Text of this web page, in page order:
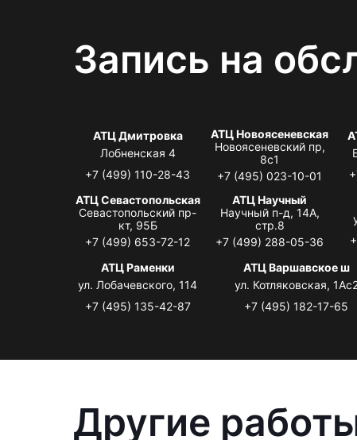
Запись на
АТЦ Дмитровка
Лобненская 4
+7 (499) 110-28-43
АТЦ Новоясеневская
Новоясеневский пр,
8с1
+7 (495) 023-10-01
АТЦ Севастопольская
Севастопольский пр-
кт, 95Б
+7 (499) 653-72-12
АТЦ Научный
Научный п-д, 14А,
стр.8
+7 (499) 288-05-36
АТЦ Раменки
ул. Лобачевского, 114
+7 (495) 135-42-87
АТЦ Варшавское ш
ул. Котляковская,
+7 (495) 182-17-65
Другие